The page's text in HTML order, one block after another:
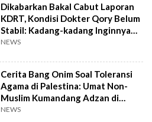
Dikabarkan Bakal Cabut Laporan
KDRT, Kondisi Dokter Qory Belum
Stabil: Kadang-kadang Inginnya
Gini...
NEWS
Cerita Bang Onim Soal Toleransi
Agama di Palestina: Umat Non-
Muslim Kumandang Adzan di
Gereja
NEWS